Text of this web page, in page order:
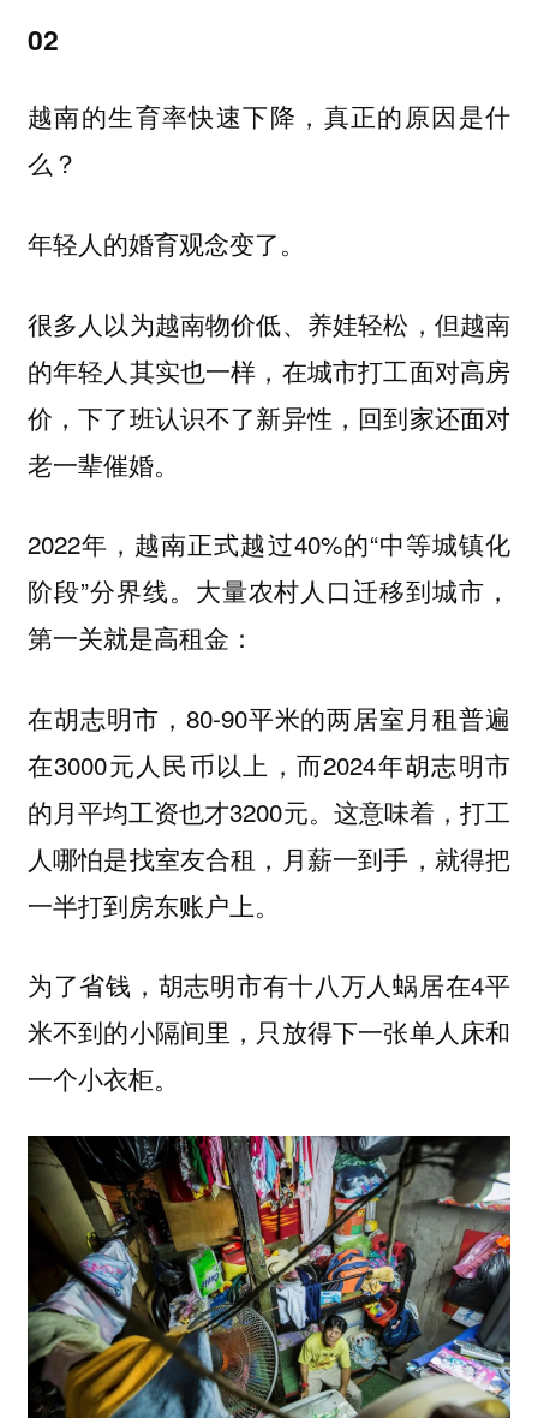
02
越南的生育率快速下降，真正的原因是什
么？
年轻人的婚育观念变了。
很多人以为越南物价低、养娃轻松，但越南
的年轻人其实也一样，在城市打工面对高房
价，下了班认识不了新异性，回到家还面对
老一辈催婚。
2022年，越南正式越过40%的“中等城镇化
阶段”分界线。大量农村人口迁移到城市，
第一关就是高租金：
在胡志明市，80-90平米的两居室月租普遍
在3000元人民币以上，而2024年胡志明市
的月平均工资也才3200元。这意味着，打工
人哪怕是找室友合租，月薪一到手，就得把
一半打到房东账户上。
为了省钱，胡志明市有十八万人蜗居在4平
米不到的小隔间里，只放得下一张单人床和
一个小衣柜。